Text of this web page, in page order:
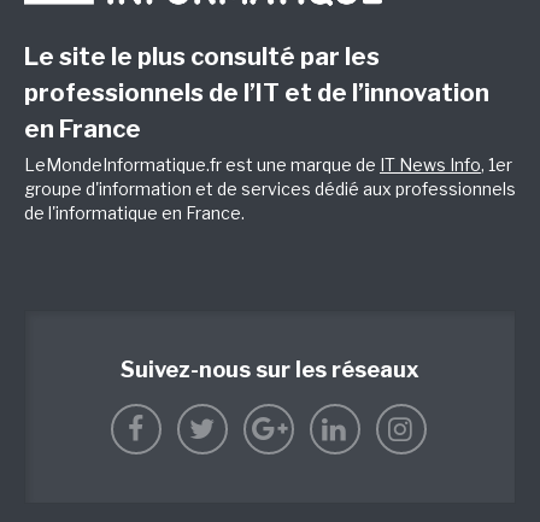
Le site le plus consulté par les
professionnels de l’IT et de l’innovation
en France
LeMondeInformatique.fr est une marque de IT News Info, 1er
groupe d'information et de services dédié aux professionnels
de l'informatique en France.
Suivez-nous sur les réseaux